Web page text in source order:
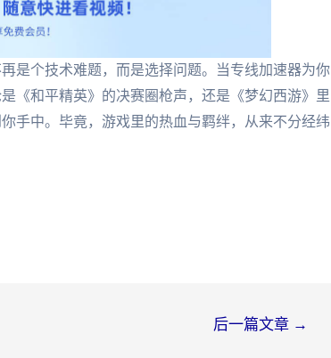
是个技术难题，而是选择问题。当专线加速器为你
《和平精英》的决赛圈枪声，还是《梦幻西游》里
手中。毕竟，游戏里的热血与羁绊，从来不分经纬
后一篇文章 →